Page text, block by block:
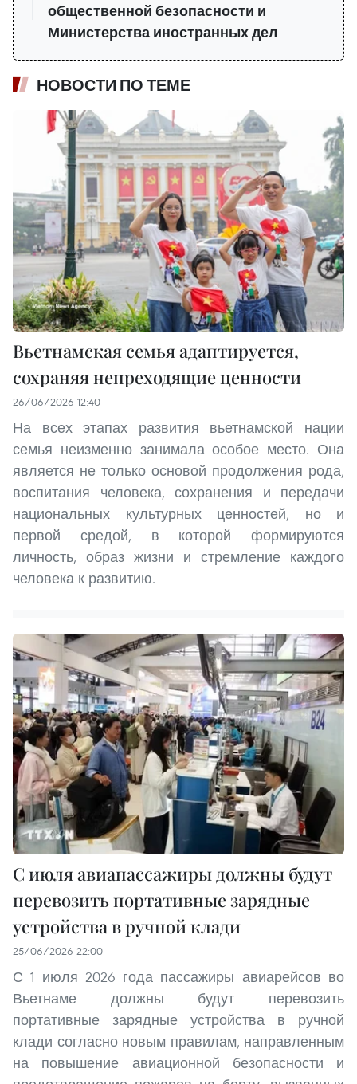
общественной безопасности и
Министерства иностранных дел
НОВОСТИ ПО ТЕМЕ
Вьетнамская семья адаптируется,
сохраняя непреходящие ценности
26/06/2026 12:40
На всех этапах развития вьетнамской нации
семья неизменно занимала особое место. Она
является не только основой продолжения рода,
воспитания человека, сохранения и передачи
национальных культурных ценностей, но и
первой средой, в которой формируются
личность, образ жизни и стремление каждого
человека к развитию.
С июля авиапассажиры должны будут
перевозить портативные зарядные
устройства в ручной клади
25/06/2026 22:00
С 1 июля 2026 года пассажиры авиарейсов во
Вьетнаме должны будут перевозить
портативные зарядные устройства в ручной
клади согласно новым правилам, направленным
на повышение авиационной безопасности и